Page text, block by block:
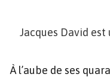
Jacques David
À l’aube de ses